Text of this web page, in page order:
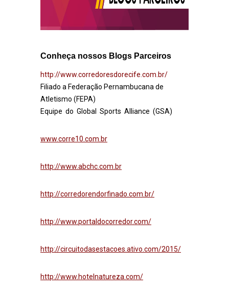
Conheça nossos Blogs Parceiros
http://www.corredoresdorecife.com.br/
Filiado a Federação Pernambucana de
Atletismo (FEPA)
Equipe do Global Sports Alliance (GSA)
www.corre10.com.br
http://www.abchc.com.br
http://corredorendorfinado.com.br/
http://www.portaldocorredor.com/
http://circuitodasestacoes.ativo.com/2015/
http://www.hotelnatureza.com/